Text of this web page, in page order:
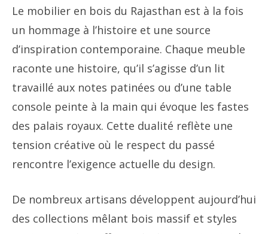
Le mobilier en bois du Rajasthan est à la fois
un hommage à l’histoire et une source
d’inspiration contemporaine. Chaque meuble
raconte une histoire, qu’il s’agisse d’un lit
travaillé aux notes patinées ou d’une table
console peinte à la main qui évoque les fastes
des palais royaux. Cette dualité reflète une
tension créative où le respect du passé
rencontre l’exigence actuelle du design.
De nombreux artisans développent aujourd’hui
des collections mêlant bois massif et styles